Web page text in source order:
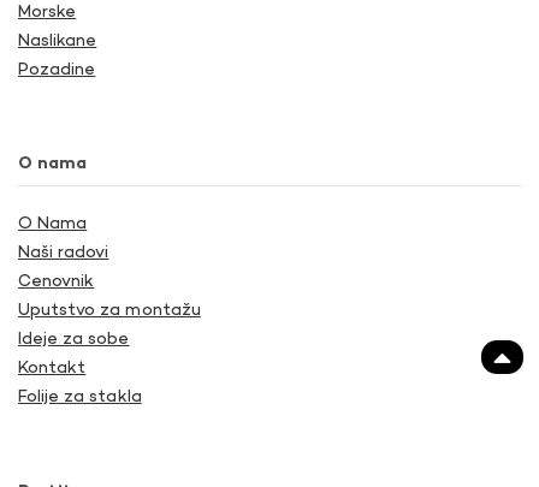
Morske
Naslikane
Pozadine
O nama
O Nama
Naši radovi
Cenovnik
Uputstvo za montažu
Ideje za sobe
Kontakt
Folije za stakla